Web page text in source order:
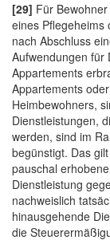
[29] Für
eines Pflegeheims
nach Abschluss
Aufwendungen für
Appartements
Appartements
Heimbewohners,
Dienstleistungen,
werden, sind im
begünstigt. Das
pauschal
Dienstleistung
nachweislich
hinausgehende
die